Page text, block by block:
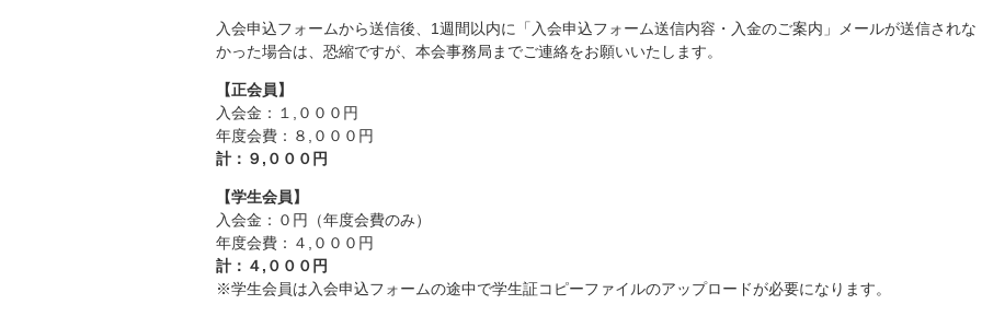
入会申込フォームから送信後、1週間以内に「入会申込フォーム送信内容・入金のご案内」メールが送信されな
かった場合は、恐縮ですが、本会事務局までご連絡をお願いいたします。
【正会員】
入会金：１,０００円
年度会費：８,０００円
計：９,０００円
【学生会員】
入会金：０円（年度会費のみ）
年度会費：４,０００円
計：４,０００円
※学生会員は入会申込フォームの途中で学生証コピーファイルのアップロードが必要になります。